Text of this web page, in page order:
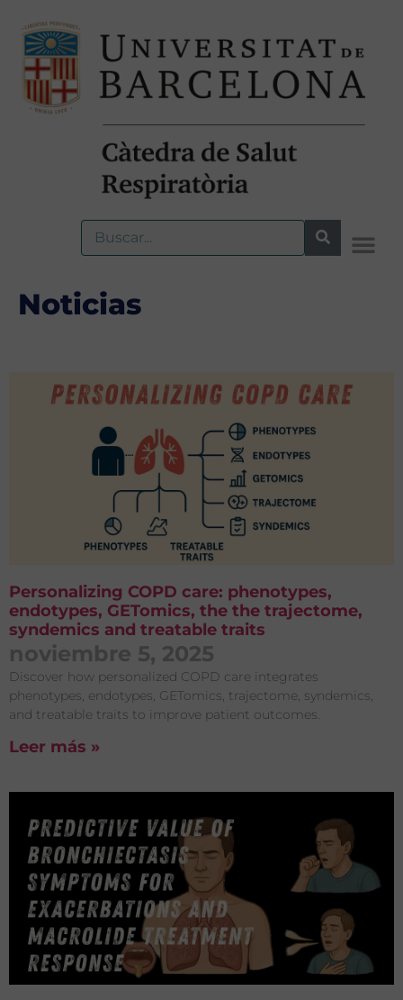
Noticias
Personalizing COPD care: phenotypes,
endotypes, GETomics, the the trajectome,
syndemics and treatable traits
noviembre 5, 2025
Discover how personalized COPD care integrates
phenotypes, endotypes, GETomics, trajectome, syndemics,
and treatable traits to improve patient outcomes.
Leer más »